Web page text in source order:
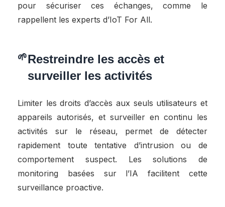
pour sécuriser ces échanges, comme le
rappellent les experts d’IoT For All.
Restreindre les accès et
surveiller les activités
Limiter les droits d’accès aux seuls utilisateurs et
appareils autorisés, et surveiller en continu les
activités sur le réseau, permet de détecter
rapidement toute tentative d’intrusion ou de
comportement suspect. Les solutions de
monitoring basées sur l’IA facilitent cette
surveillance proactive.